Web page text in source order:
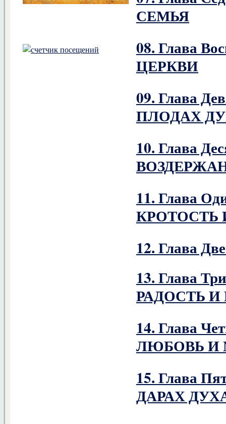
СЕМЬЯ
08. Глава
ЦЕРКВИ
09. Глава
ПЛОДАХ
10. Глава
11. Глава
КРОТОСТЬ
12. Глава
13. Глава
РАДОСТЬ
14. Глава
ЛЮБОВЬ И
15. Глава
ДАРАХ